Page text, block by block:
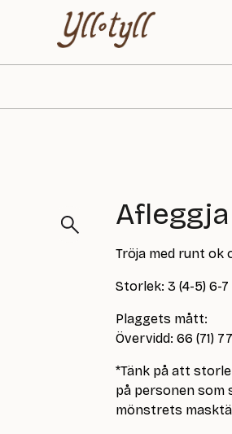
Tröja med runt
Storlek: 3 (4-5) 6-7
Plaggets mått:
Övervidd: 66 (71)
*Tänk på att
på personen som
mönstrets